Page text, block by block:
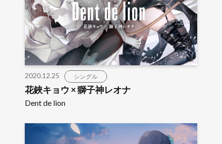
2020.12.25 シングル
花鋏キョウ × 獅子神レオナ
Dent de lion